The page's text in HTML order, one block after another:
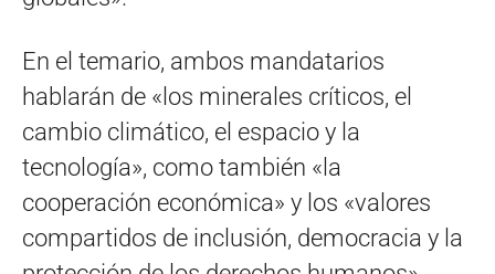
En el temario, ambos mandatarios
hablarán de «los minerales críticos, el
cambio climático, el espacio y la
tecnología», como también «la
cooperación económica» y los «valores
compartidos de inclusión, democracia y la